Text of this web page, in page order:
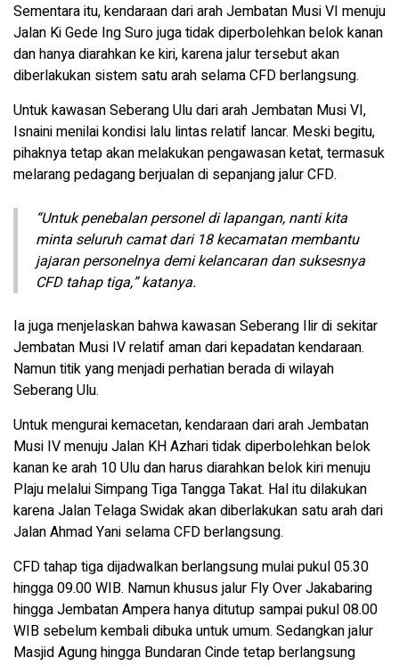
Sementara itu, kendaraan dari arah Jembatan Musi VI menuju
Jalan Ki Gede Ing Suro juga tidak diperbolehkan belok kanan
dan hanya diarahkan ke kiri, karena jalur tersebut akan
diberlakukan sistem satu arah selama CFD berlangsung.
Untuk kawasan Seberang Ulu dari arah Jembatan Musi VI,
Isnaini menilai kondisi lalu lintas relatif lancar. Meski begitu,
pihaknya tetap akan melakukan pengawasan ketat, termasuk
melarang pedagang berjualan di sepanjang jalur CFD.
“Untuk penebalan personel di lapangan, nanti kita
minta seluruh camat dari 18 kecamatan membantu
jajaran personelnya demi kelancaran dan suksesnya
CFD tahap tiga,” katanya.
Ia juga menjelaskan bahwa kawasan Seberang Ilir di sekitar
Jembatan Musi IV relatif aman dari kepadatan kendaraan.
Namun titik yang menjadi perhatian berada di wilayah
Seberang Ulu.
Untuk mengurai kemacetan, kendaraan dari arah Jembatan
Musi IV menuju Jalan KH Azhari tidak diperbolehkan belok
kanan ke arah 10 Ulu dan harus diarahkan belok kiri menuju
Plaju melalui Simpang Tiga Tangga Takat. Hal itu dilakukan
karena Jalan Telaga Swidak akan diberlakukan satu arah dari
Jalan Ahmad Yani selama CFD berlangsung.
CFD tahap tiga dijadwalkan berlangsung mulai pukul 05.30
hingga 09.00 WIB. Namun khusus jalur Fly Over Jakabaring
hingga Jembatan Ampera hanya ditutup sampai pukul 08.00
WIB sebelum kembali dibuka untuk umum. Sedangkan jalur
Masjid Agung hingga Bundaran Cinde tetap berlangsung